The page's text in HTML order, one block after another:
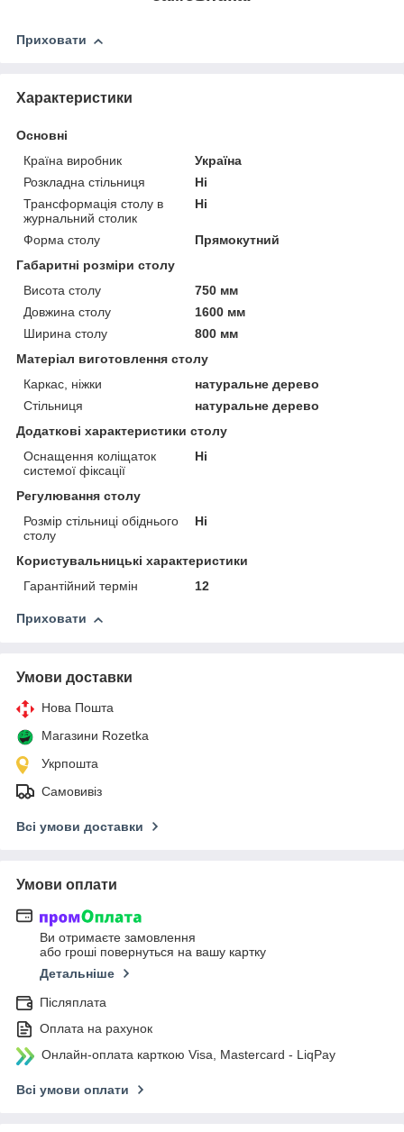
Приховати
Характеристики
Основні
Країна виробник
Україна
Розкладна стільниця
Ні
Трансформація столу в
журнальний столик
Ні
Форма столу
Прямокутний
Габаритні розміри столу
Висота столу
750 мм
Довжина столу
1600 мм
Ширина столу
800 мм
Матеріал виготовлення столу
Каркас, ніжки
натуральне дерево
Стільниця
натуральне дерево
Додаткові характеристики столу
Оснащення коліщаток
системої фіксації
Ні
Регулювання столу
Розмір стільниці обіднього
столу
Ні
Користувальницькі характеристики
Гарантійний термін
12
Приховати
Умови доставки
Нова Пошта
Магазини Rozetka
Укрпошта
Самовивіз
Всі умови доставки
Умови оплати
Ви отримаєте замовлення
або гроші повернуться на вашу картку
Детальніше
Післяплата
Оплата на рахунок
Онлайн-оплата карткою Visa, Mastercard - LiqPay
Всі умови оплати